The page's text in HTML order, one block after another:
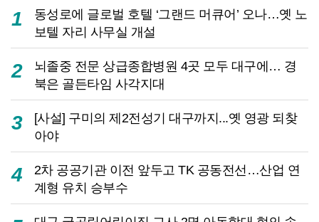
1
동성로에 글로벌 호텔 ‘그랜드 머큐어’ 오나…옛 노
보텔 자리 사무실 개설
2
뇌졸중 전문 상급종합병원 4곳 모두 대구에… 경
북은 골든타임 사각지대
3
[사설] 구미의 제2전성기 대구까지...옛 영광 되찾
아야
4
2차 공공기관 이전 앞두고 TK 공동전선…산업 연
계형 유치 승부수